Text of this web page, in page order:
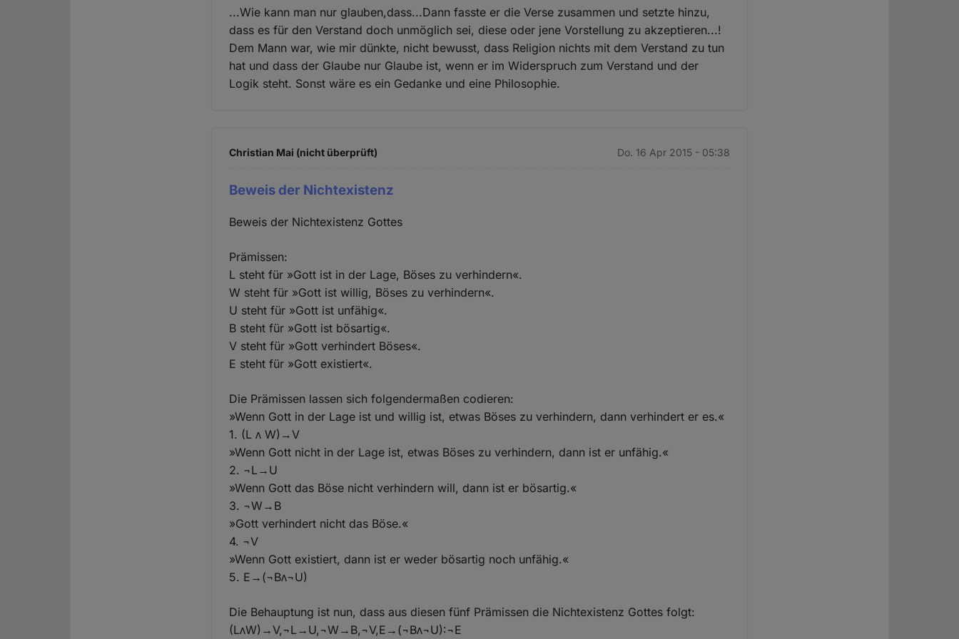
...Wie kann man nur glauben,dass...Dann fasste er die Verse zusammen und setzte hinzu,
dass es für den Verstand doch unmöglich sei, diese oder jene Vorstellung zu akzeptieren...!
Dem Mann war, wie mir dünkte, nicht bewusst, dass Religion nichts mit dem Verstand zu tun
hat und dass der Glaube nur Glaube ist, wenn er im Widerspruch zum Verstand und der
Logik steht. Sonst wäre es ein Gedanke und eine Philosophie.
Christian Mai (nicht überprüft) Do. 16 Apr 2015 - 05:38
Beweis der Nichtexistenz
Beweis der Nichtexistenz Gottes
Prämissen:
L steht für »Gott ist in der Lage, Böses zu verhindern«.
W steht für »Gott ist willig, Böses zu verhindern«.
U steht für »Gott ist unfähig«.
B steht für »Gott ist bösartig«.
V steht für »Gott verhindert Böses«.
E steht für »Gott existiert«.
Die Prämissen lassen sich folgendermaßen codieren:
»Wenn Gott in der Lage ist und willig ist, etwas Böses zu verhindern, dann verhindert er es.«
1. (L ᴧ W)→V
»Wenn Gott nicht in der Lage ist, etwas Böses zu verhindern, dann ist er unfähig.«
2. ¬L→U
»Wenn Gott das Böse nicht verhindern will, dann ist er bösartig.«
3. ¬W→B
»Gott verhindert nicht das Böse.«
4. ¬V
»Wenn Gott existiert, dann ist er weder bösartig noch unfähig.«
5. E→(¬Bᴧ¬U)
Die Behauptung ist nun, dass aus diesen fünf Prämissen die Nichtexistenz Gottes folgt:
(LᴧW)→V,¬L→U,¬W→B,¬V,E→(¬Bᴧ¬U):¬E